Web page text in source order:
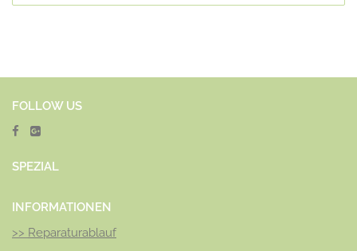
FOLLOW US
SPEZIAL
INFORMATIONEN
>> Reparaturablauf